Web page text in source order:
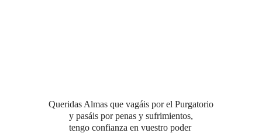
Queridas Almas que vagáis por el Purgatorio
y pasáis por penas y sufrimientos,
tengo confianza en vuestro poder